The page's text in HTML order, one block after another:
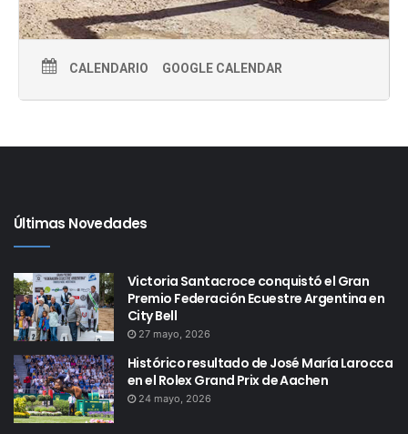
CALENDARIO GOOGLE CALENDAR
Últimas Novedades
Victoria Santacroce conquistó el Gran
Premio Federación Ecuestre Argentina en
City Bell
27 mayo, 2026
Histórico resultado de José María Larocca
en el Rolex Grand Prix de Aachen
24 mayo, 2026